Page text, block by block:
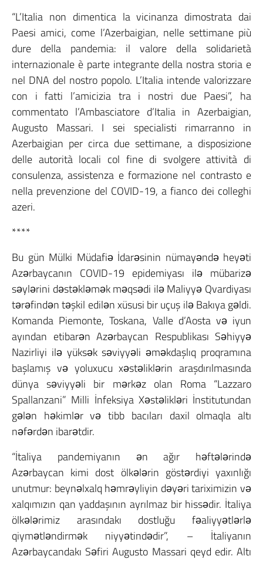
“L’Italia non dimentica la vicinanza dimostrata dai
Paesi amici, come l’Azerbaigian, nelle settimane più
dure della pandemia: il valore della solidarietà
internazionale è parte integrante della nostra storia e
nel DNA del nostro popolo. L’Italia intende valorizzare
con i fatti l’amicizia tra i nostri due Paesi”, ha
commentato l’Ambasciatore d’Italia in Azerbaigian,
Augusto Massari. I sei specialisti rimarranno in
Azerbaigian per circa due settimane, a disposizione
delle autorità locali col fine di svolgere attività di
consulenza, assistenza e formazione nel contrasto e
nella prevenzione del COVID-19, a fianco dei colleghi
azeri.
****
Bu gün Mülki Müdafiə İdarəsinin nümayəndə heyəti
Azərbaycanın COVID-19 epidemiyası ilə mübarizə
səylərini dəstəkləmək məqsədi ilə Maliyyə Qvardiyası
tərəfindən təşkil edilən xüsusi bir uçuş ilə Bakıya gəldi.
Komanda Piemonte, Toskana, Valle d’Aosta və iyun
ayından etibarən Azərbaycan Respublikası Səhiyyə
Nazirliyi ilə yüksək səviyyəli əməkdaşlıq proqramına
başlamış və yoluxucu xəstəliklərin araşdırılmasında
dünya səviyyəli bir mərkəz olan Roma “Lazzaro
Spallanzani” Milli İnfeksiya Xəstəlikləri İnstitutundan
gələn həkimlər və tibb bacıları daxil olmaqla altı
nəfərdən ibarətdir.
“İtaliya pandemiyanın ən ağır həftələrində
Azərbaycan kimi dost ölkələrin göstərdiyi yaxınlığı
unutmur: beynəlxalq həmrəyliyin dəyəri tariximizin və
xalqımızın qan yaddaşının ayrılmaz bir hissədir. İtaliya
ölkələrimiz arasındakı dostluğu fəaliyyətlərlə
qiymətləndirmək niyyətindədir”, – İtaliyanın
Azərbaycandakı Səfiri Augusto Massari qeyd edir. Altı